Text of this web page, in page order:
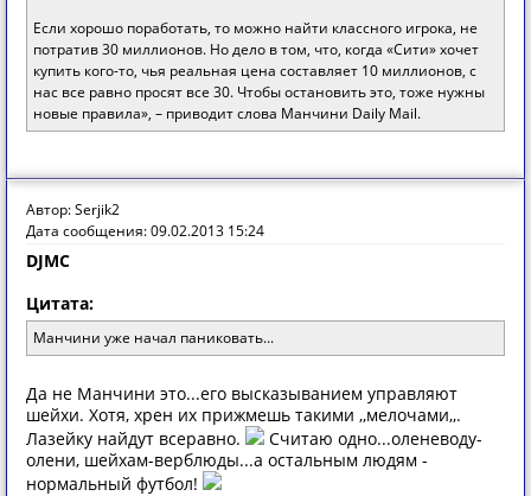
Если хорошо поработать, то можно найти классного игрока, не
потратив 30 миллионов. Но дело в том, что, когда «Сити» хочет
купить кого-то, чья реальная цена составляет 10 миллионов, с
нас все равно просят все 30. Чтобы остановить это, тоже нужны
новые правила», – приводит слова Манчини Daily Mail.
Автор: Serjik2
Дата сообщения: 09.02.2013 15:24
DJMC
Цитата:
Манчини уже начал паниковать...
Да не Манчини это...его высказыванием управляют
шейхи. Хотя, хрен их прижмешь такими ,,мелочами,,.
Лазейку найдут всеравно.
Считаю одно...оленеводу-
олени, шейхам-верблюды...а остальным людям -
нормальный футбол!